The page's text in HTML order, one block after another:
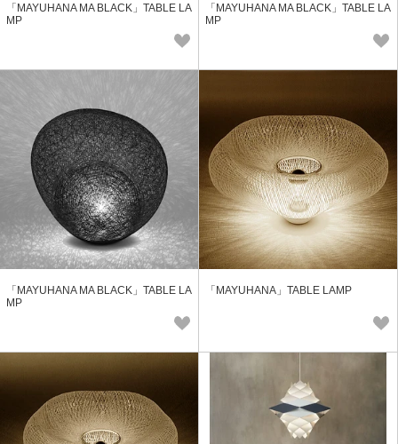
「MAYUHANA MA BLACK」TABLE LA
MP
「MAYUHANA MA BLACK」TABLE LA
MP
「MAYUHANA MA BLACK」TABLE LA
MP
「MAYUHANA」TABLE LAMP